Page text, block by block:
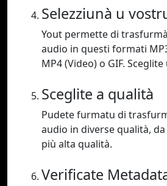
Selezziunà u
Yout permette di
audio in questi formati
MP4 (Video) o GIF. Sceglite
Sceglite a qualità
Pudete furmatu di
audio in diverse qualità, da
più alta qualità.
Verificate